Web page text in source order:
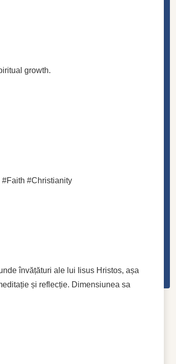
growth.
#Christianity
învățături ale lui Iisus Hristos, așa
și reflecție. Dimensiunea sa